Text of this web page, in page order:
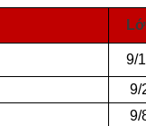
9/
9/
9/